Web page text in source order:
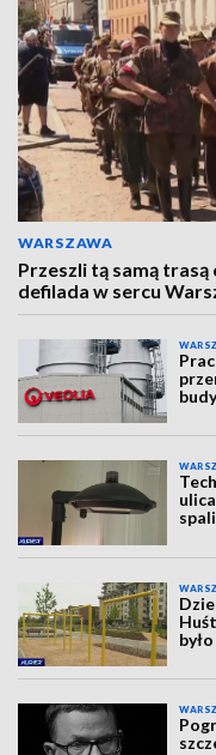
WARSZAWA
Przeszli tą samą
defilada w sercu